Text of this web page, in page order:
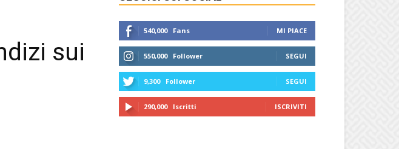
sui
540,000 Fans MI PIACE
550,000 Follower SEGUI
9,300 Follower SEGUI
290,000 Iscritti ISCRIVITI